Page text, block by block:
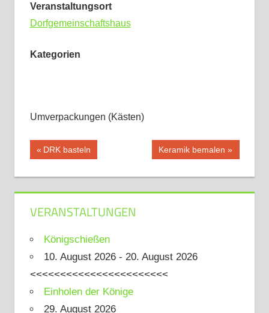
Veranstaltungsort
Dorfgemeinschaftshaus
Kategorien
Umverpackungen (Kästen)
Beitragsnavigation
Vorheriger
DRK basteln
Nächster
Keramik bemalen
VERANSTALTUNGEN
Königschießen
10. August 2026 - 20. August 2026
<<<<<<<<<<<<<<<<<<<<<<<
Einholen der Könige
29. August 2026